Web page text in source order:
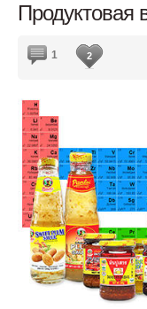
Продуктовая
1 2